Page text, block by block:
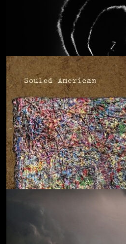
You’re Free to Go
Blu & Exile
Time Heals Everything